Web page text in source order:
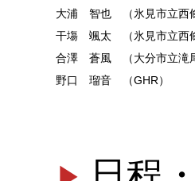
大浦 智也 （氷見市立西條
干塲 颯太 （氷見市立西條
合澤 蒼風 （大分市立滝尾
野口 瑠音 （GHR）